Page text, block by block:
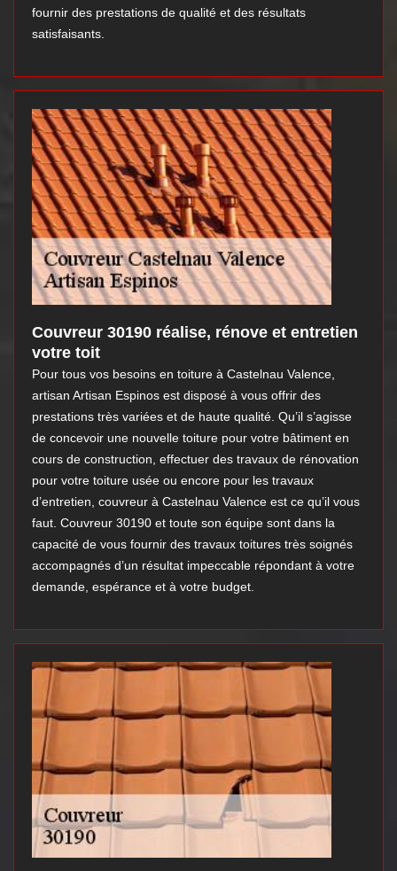
fournir des prestations de qualité et des résultats
satisfaisants.
Couvreur 30190 réalise, rénove et entretien
votre toit
Pour tous vos besoins en toiture à Castelnau Valence,
artisan Artisan Espinos est disposé à vous offrir des
prestations très variées et de haute qualité. Qu’il s’agisse
de concevoir une nouvelle toiture pour votre bâtiment en
cours de construction, effectuer des travaux de rénovation
pour votre toiture usée ou encore pour les travaux
d’entretien, couvreur à Castelnau Valence est ce qu’il vous
faut. Couvreur 30190 et toute son équipe sont dans la
capacité de vous fournir des travaux toitures très soignés
accompagnés d’un résultat impeccable répondant à votre
demande, espérance et à votre budget.